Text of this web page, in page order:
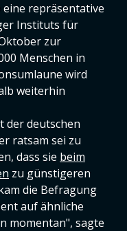
eine repräsentative
Instituts für
zur
Menschen in
wird
weiterhin
der deutschen
ratsam sei zu
dass sie beim
zu günstigeren
die Befragung
auf ähnliche
momentan", sagte